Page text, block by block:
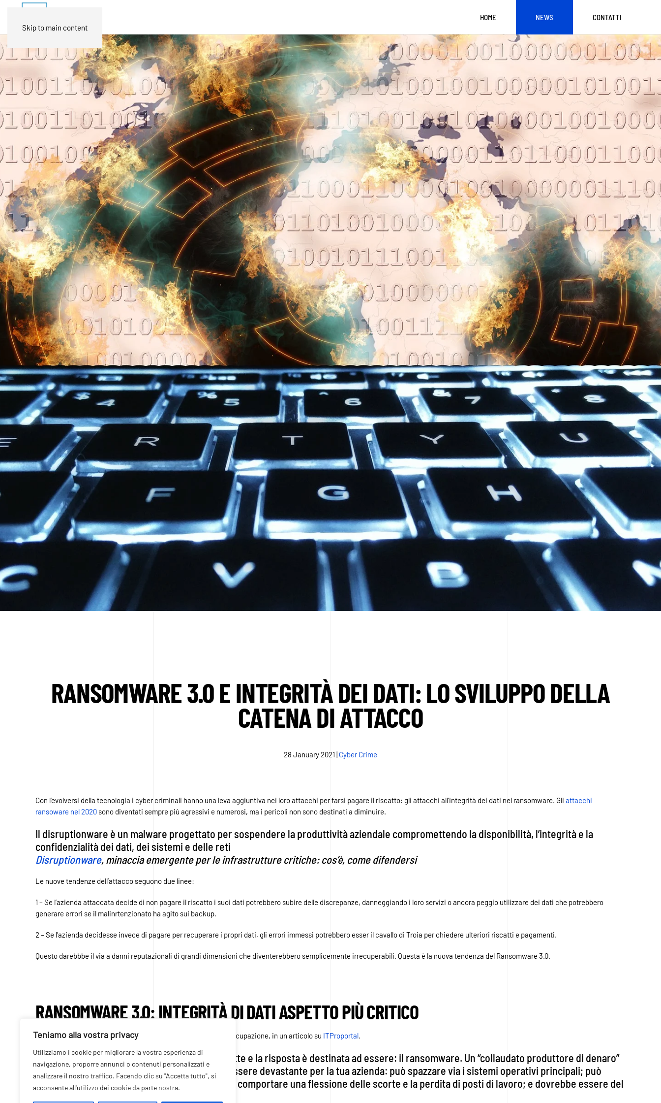
Teniamo alla vostra privacy
Utilizziamo i cookie per migliorare la vostra esperienza di
navigazione, proporre annunci o contenuti personalizzati e
analizzare il nostro traffico. Facendo clic su "Accetta tutto", si
acconsente all'utilizzo dei cookie da parte nostra.
Skip to main content
HOME NEWS CONTATTI
RANSOMWARE 3.0 E INTEGRITÀ DEI DATI: LO SVILUPPO DELLA
CATENA DI ATTACCO
28 January 2021 | Cyber Crime
Con l’evolversi della tecnologia i cyber criminali hanno una leva aggiuntiva nei loro attacchi per farsi pagare il riscatto: gli attacchi all’integrità dei dati nel ransomware. Gli attacchi
ransoware nel 2020 sono diventati sempre più agressivi e numerosi, ma i pericoli non sono destinati a diminuire.
Il disruptionware è un malware progettato per sospendere la produttività aziendale compromettendo la disponibilità, l’integrità e la
confidenzialità dei dati, dei sistemi e delle reti
Disruptionware, minaccia emergente per le infrastrutture critiche: cos’è, come difendersi
Le nuove tendenze dell’attacco seguono due linee:
1 – Se l’azienda attaccata decide di non pagare il riscatto i suoi dati potrebbero subire delle discrepanze, danneggiando i loro servizi o ancora peggio utilizzare dei dati che potrebbero
generare errori se il malinrtenzionato ha agito sui backup.
2 – Se l’azienda decidesse invece di pagare per recuperare i propri dati, gli errori immessi potrebbero esser il cavallo di Troia per chiedere ulteriori riscatti e pagamenti.
Questo darebbbe il via a danni reputazionali di grandi dimensioni che diventerebbero semplicemente irrecuperabili. Questa è la nuova tendenza del Ransomware 3.0.
RANSOMWARE 3.0: INTEGRITÀ DI DATI ASPETTO PIÙ CRITICO
Andrew Rose, CISO di EMEAesprime al riguardo le proprie preoccupazione, in un articolo su ITProportal.
Chiedi a qualsiasi CISO cosa li tiene svegli di notte e la risposta è destinata ad essere: il ransomware. Un “collaudato produttore di denaro”
per i criminali informatici, il ransomware può essere devastante per la tua azienda: può spazzare via i sistemi operativi principali; può
costarti milioni di dollari da cui riprenderti; può comportare una flessione delle scorte e la perdita di posti di lavoro; e dovrebbe essere del